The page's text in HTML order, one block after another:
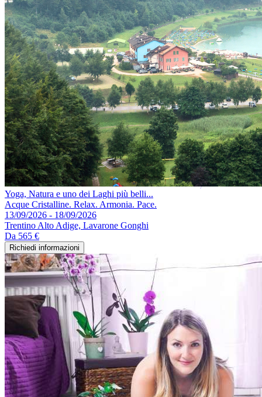
Yoga, Natura e uno dei Laghi più belli...
Acque Cristalline. Relax. Armonia. Pace.
13/09/2026 - 18/09/2026
Trentino Alto Adige, Lavarone Gonghi
Da 565 €
Richiedi informazioni